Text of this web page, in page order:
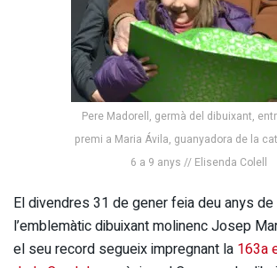
Pere Madorell, germà del dibuixant,
premi a Maria Ávila, guanyadora de la
6 a 9 anys // Elisenda Colell
El divendres 31 de gener feia deu anys
l’emblemàtic dibuixant molinenc Josep
el seu record segueix impregnant la 163a